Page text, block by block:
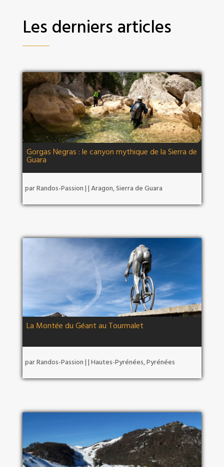
Les derniers articles
Gorgas Negras : le canyon mythique de la Sierra de
Guara
parRandos-Passion | | Aragon,Sierra de Guara
La Montée du Géant au Tourmalet
parRandos-Passion | | Hautes-Pyrénées,Pyrénées